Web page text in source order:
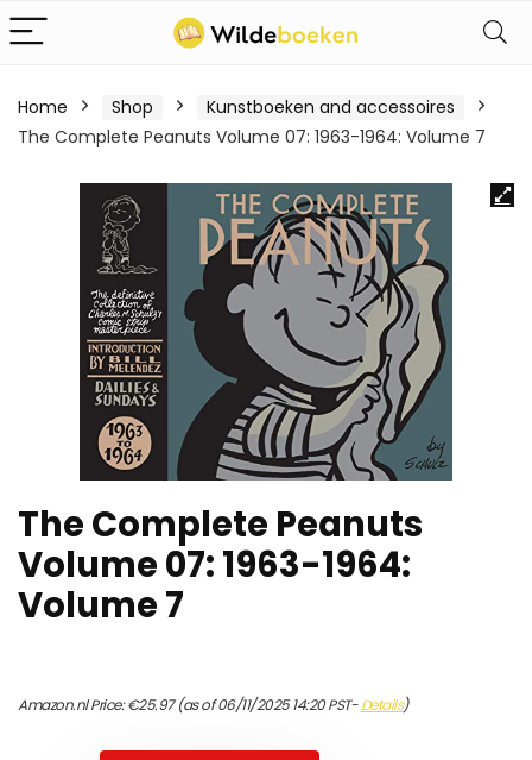
Home Shop
Kunstboeken and accessoires
The Complete Peanuts Volume 07: 1963-1964: Volume 7
The Complete Peanuts
Volume 07: 1963-1964:
Volume 7
Amazon.nl Price:€25.97(as of 06/11/2025 14:20 PST-Details)